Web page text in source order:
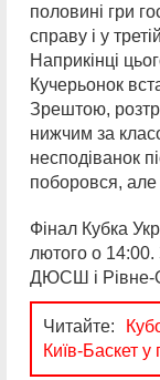
половині гри
справу і у
Наприкінці
Кучерьонок
Зрештою,
нижчим за
несподіванок
поборовся, але
Фінал Кубка
лютого о
ДЮСШ і
Читайте:
Київ-Баскет у